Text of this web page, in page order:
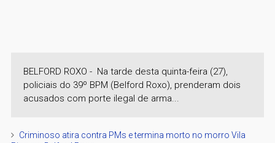
BELFORD ROXO - Na tarde desta quinta-feira (27),
policiais do 39º BPM (Belford Roxo), prenderam dois
acusados com porte ilegal de arma...
Criminoso atira contra PMs e termina morto no morro Vila